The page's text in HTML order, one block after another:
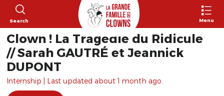
Search Menu
Clown ! La Tragédie du Ridicule
// Sarah GAUTRÉ et Jeannick
DUPONT
Internship | Last updated about 1 month ago.